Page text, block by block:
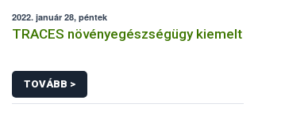
2022. január 28, péntek
TRACES növényegészségügy kiemelt
TOVÁBB >